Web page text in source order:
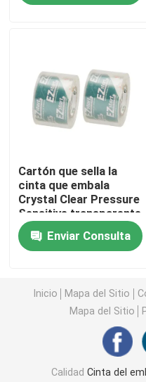
Cinta del papel de
Se aferra la película
película del abrigo
Envases de comida
Kraft de cinta de papel
Cartón que sella la
cinta que embala
Crystal Clear Pressure
Sensitive transparente
de BOPP
Enviar Consulta
Inicio Mapa del Sitio
Mapa del Sitio
CalidadCinta del